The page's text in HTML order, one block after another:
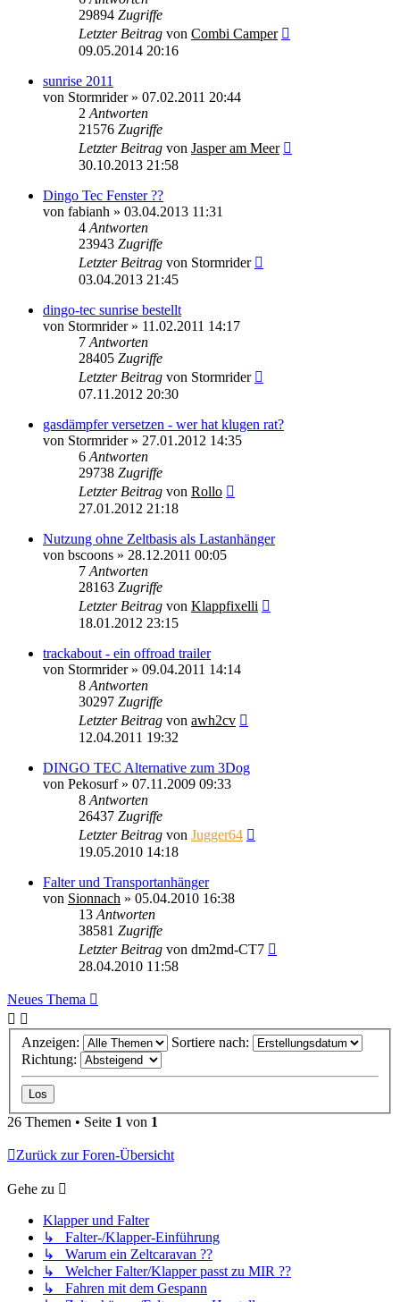
29894 Zugriffe
Letzter Beitrag von Combi Camper
09.05.2014 20:16
sunrise 2011
von Stormrider» 07.02.2011 20:44
2 Antworten
21576 Zugriffe
Letzter Beitrag von Jasper am Meer
30.10.2013 21:58
Dingo Tec Fenster ??
von fabianh » 03.04.2013 11:31
4 Antworten
23943 Zugriffe
Letzter Beitrag von Stormrider
03.04.2013 21:45
dingo-tec sunrise bestellt
von Stormrider» 11.02.2011 14:17
7 Antworten
28405 Zugriffe
Letzter Beitrag von Stormrider
07.11.2012 20:30
gasdämpfer versetzen - wer hat klugen rat?
von Stormrider» 27.01.2012 14:35
6 Antworten
29738 Zugriffe
Letzter Beitrag von Rollo
27.01.2012 21:18
Nutzung ohne Zeltbasis als Lastanhänger
von bscoons » 28.12.2011 00:05
7 Antworten
28163 Zugriffe
Letzter Beitrag von Klappfixelli
18.01.2012 23:15
trackabout - ein offroad trailer
von Stormrider» 09.04.2011 14:14
8 Antworten
30297 Zugriffe
Letzter Beitrag von awh2cv
12.04.2011 19:32
DINGO TEC Alternative zum 3Dog
von Pekosurf» 07.11.2009 09:33
8 Antworten
26437 Zugriffe
Letzter Beitrag von Jugger64
19.05.2010 14:18
Falter und Transportanhänger
von Sionnach » 05.04.2010 16:38
13 Antworten
38581 Zugriffe
Letzter Beitrag von dm2md-CT7
28.04.2010 11:58
Neues Thema
Anzeigen:
Sortiere nach:
Richtung:
26 Themen • Seite 1 von 1
Zurück zur Foren-Übersicht
Gehe zu
Klapper und Falter
↳ Falter-/Klapper-Einführung
↳ Warum ein Zeltcaravan ??
↳ Welcher Falter/Klapper passt zu MIR ??
↳ Fahren mit dem Gespann